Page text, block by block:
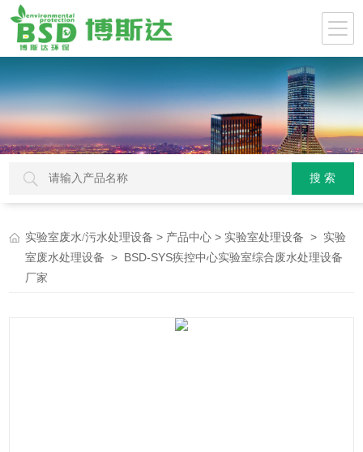
实验室废水/污水处理设备 > 产品中心 > 实验室处理设备 > 实验
室废水处理设备 > BSD-SYS疾控中心实验室综合废水处理设备
厂家